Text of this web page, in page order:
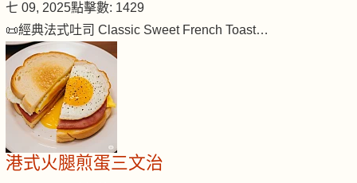
七 09, 2025點擊數: 1429
📜經典法式吐司 Classic Sweet French Toast…
港式火腿煎蛋三文治